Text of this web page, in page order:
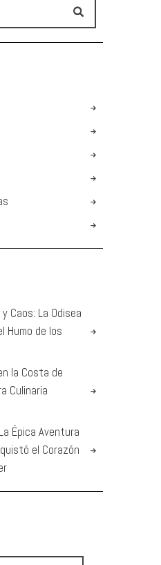
Caos: La Odisea
Humo de los
la Costa de
Culinaria
Épica Aventura
el Corazón